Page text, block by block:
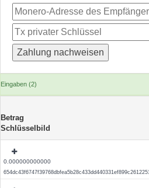
Eingaben (2)
Betrag
Schlüsselbild
0.000000000000